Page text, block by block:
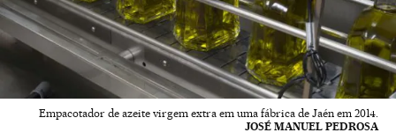
Empacotador de azeite virgem extra em uma fábrica de Jaén em 2014.
JOSÉ MANUEL PEDROSA